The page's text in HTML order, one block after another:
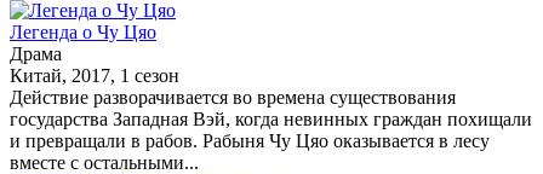
Легенда о Чу Цяо
Драма
Китай, 2017, 1 сезон
Действие разворачивается во времена существования
государства Западная Вэй, когда невинных граждан похищали
и превращали в рабов. Рабыня Чу Цяо оказывается в лесу
вместе с остальными...